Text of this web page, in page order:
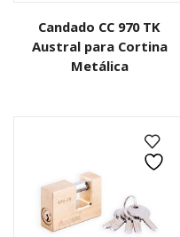
Candado CC 970 TK
Austral para Cortina
Metálica